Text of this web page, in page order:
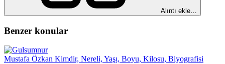
Alıntı ekle…
Benzer konular
Mustafa Özkan Kimdir, Nereli, Yaşı, Boyu, Kilosu, Biyografisi